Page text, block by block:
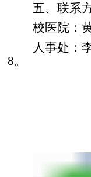
五、联系
校医院：
人事处：
8。